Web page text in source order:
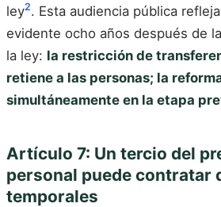
ley2. Esta audiencia pública
evidente ocho años después de
la ley: la restricción de
retiene a las personas; la
simultáneamente en la etapa
Artículo 7: Un tercio del
personal puede contratar
temporales